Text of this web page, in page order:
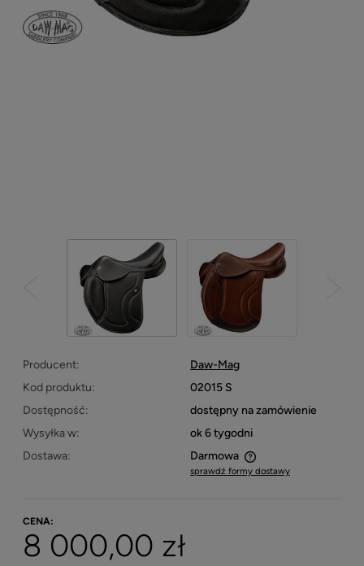
Producent:
Daw-Mag
Kod produktu:
02015 S
Dostępność:
dostępny na zamówienie
Wysyłka w:
ok 6 tygodni
Dostawa:
Darmowa
Cena nie zawiera ewentualnych kosztów płatności
sprawdź formy dostawy
CENA:
8 000,00 zł